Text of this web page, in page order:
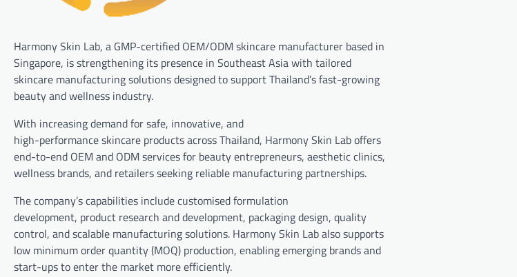
Harmony Skin Lab, a GMP-certified OEM/ODM skincare manufacturer based in
Singapore, is strengthening its presence in Southeast Asia with tailored
skincare manufacturing solutions designed to support Thailand’s fast-growing
beauty and wellness industry.
With increasing demand for safe, innovative, and
high-performance skincare products across Thailand, Harmony Skin Lab offers
end-to-end OEM and ODM services for beauty entrepreneurs, aesthetic clinics,
wellness brands, and retailers seeking reliable manufacturing partnerships.
The company’s capabilities include customised formulation
development, product research and development, packaging design, quality
control, and scalable manufacturing solutions. Harmony Skin Lab also supports
low minimum order quantity (MOQ) production, enabling emerging brands and
start-ups to enter the market more efficiently.